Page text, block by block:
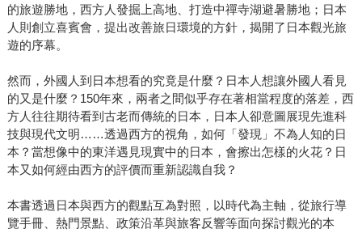
的旅遊勝地，西方人發掘上高地、打造中禪寺湖避暑勝地；日本
人則創立喜賓會，提出改善旅日環境的方針，揭開了日本觀光旅
遊的序幕。
然而，外國人到日本想看的究竟是什麼？日本人想讓外國人看見
的又是什麼？150年來，兩者之間似乎存在著相當程度的落差，西
方人往往期待看到古老而傳統的日本，日本人卻意圖展現先進科
技與現代文明……透過西方的視角，如何「發現」不為人知的日
本？當想像中的東洋遇見現實中的日本，會擦出怎樣的火花？日
本又如何經由西方的評價而重新認識自我？
本書透過日本與西方的觀點互為對照，以時代為主軸，從旅行導
覽手冊、熱門景點、政策沿革與旅客反響等面向探討觀光的本